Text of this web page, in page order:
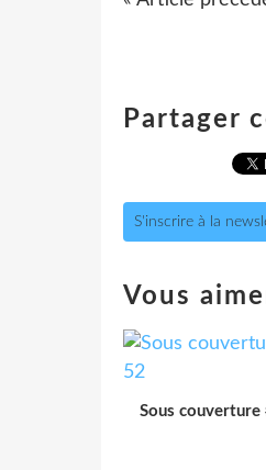
Partager
S'inscrire à la
Vous
Sous couverture